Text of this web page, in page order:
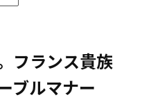
フランス貴族
ブルマナー